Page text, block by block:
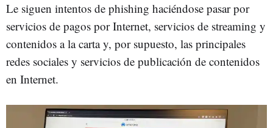
Le siguen intentos de phishing haciéndose pasar por
servicios de pagos por Internet, servicios de streaming y
contenidos a la carta y, por supuesto, las principales
redes sociales y servicios de publicación de contenidos
en Internet.